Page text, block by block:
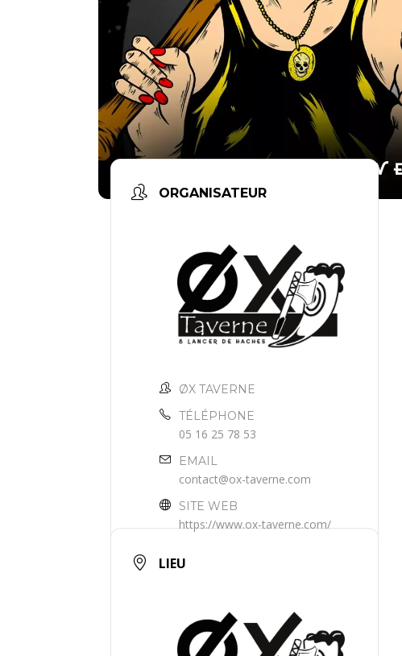
ORGANISATEUR
ØX TAVERNE
TÉLÉPHONE
05 16 25 78 53
EMAIL
contact@ox-taverne.com
SITE WEB
https://www.ox-taverne.com/
LIEU